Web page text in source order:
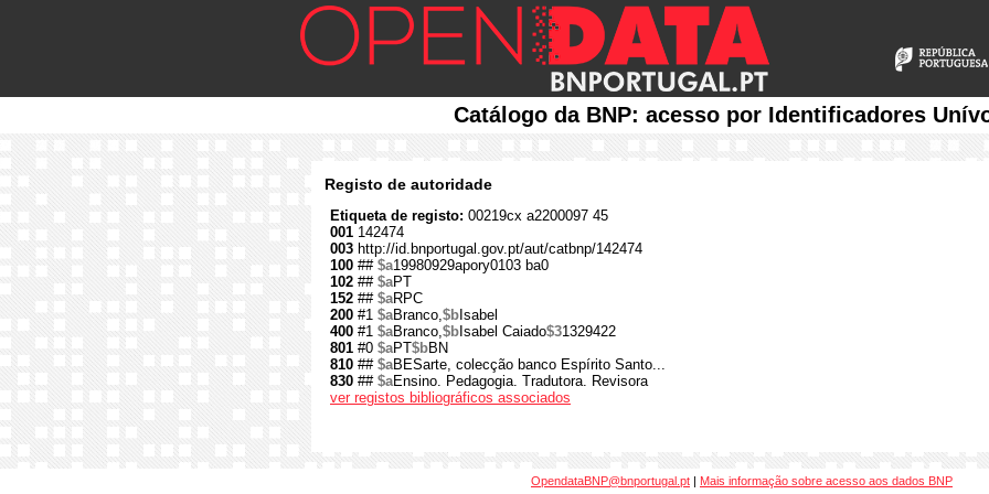
Catálogo da BNP: acesso por Identificadores
Registo de autoridade
Etiqueta de registo: 00219cx a2200097 45
001 142474
003 http://id.bnportugal.gov.pt/aut/catbnp/142474
100 ## $a19980929apory0103 ba0
102 ## $aPT
152 ## $aRPC
200 #1 $aBranco,$b Isabel
400 #1 $aBranco,$b Isabel Caiado$31329422
801 #0 $aPT$bBN
810 ## $aBESarte, colecção banco Espírito Santo...
830 ## $aEnsino. Pedagogia. Tradutora. Revisora
ver registos bibliográficos associados
OpendataBNP@bnportugal.pt | Mais informação sobre acesso aos dados BNP